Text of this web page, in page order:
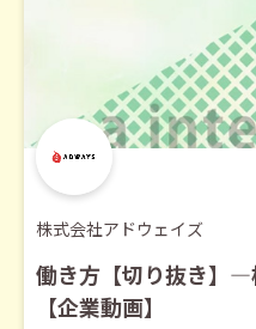
株式会社アドウェイズ
働き方【切り抜き】
【企業動画】